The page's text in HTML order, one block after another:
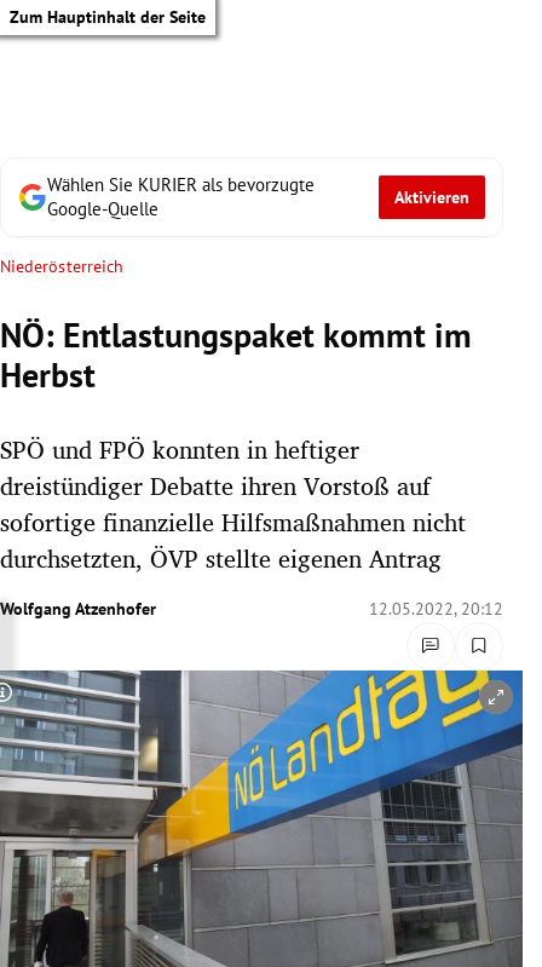
Zum Hauptinhalt der Seite
Untermenü
Untermenü
Untermenü
Untermenü
Untermenü
Untermenü
Untermenü
Untermenü
Wählen Sie KURIER als bevorzugte
Google-Quelle
Aktivieren
Niederösterreich
NÖ: Entlastungspaket kommt im
Herbst
SPÖ und FPÖ konnten in heftiger
dreistündiger Debatte ihren Vorstoß auf
sofortige finanzielle Hilfsmaßnahmen nicht
durchsetzten, ÖVP stellte eigenen Antrag
Wolfgang Atzenhofer 12.05.2022, 20:12
Copyright-Hinweis öffnen/schließen